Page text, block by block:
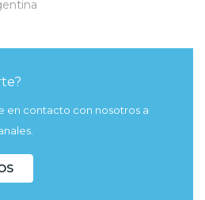
en contacto con nosotros a